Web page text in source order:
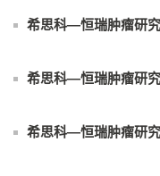
希思科—恒瑞肿瘤研
希思科—恒瑞肿瘤研